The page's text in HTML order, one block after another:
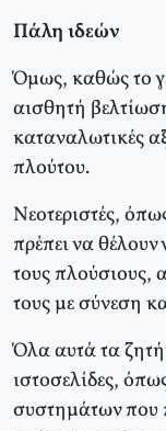
Πάλη ιδεών
Όμως, καθώς το
αισθητή
καταναλωτικές
πλούτου.
Νεοτεριστές,
πρέπει να θέλουν
τους πλούσιους,
τους με σύνεση
Όλα αυτά τα
ιστοσελίδες,
συστημάτων που